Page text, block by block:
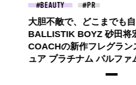
BEAUTY
大胆不敵で、どこまでも自
BALLISTIK BOYZ 砂田将
COACHの新作フレグラン
ュア プラチナム パルファ